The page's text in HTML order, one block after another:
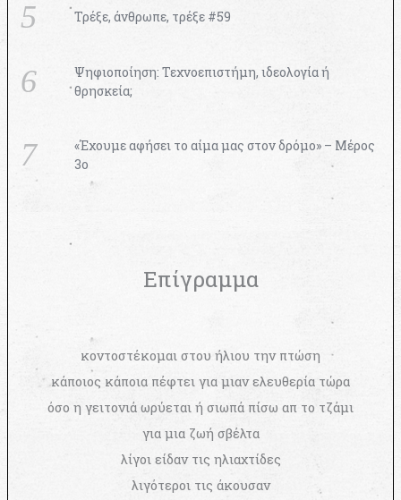
Τρέξε, άνθρωπε, τρέξε #59
Ψηφιοποίηση: Τεχνοεπιστήμη, ιδεολογία ή
θρησκεία;
«Έχουμε αφήσει το αίμα μας στον δρόμο» – Μέρος
3ο
Επίγραμμα
κοντοστέκομαι στου ήλιου την πτώση
κάποιος κάποια πέφτει για μιαν ελευθερία τώρα
όσο η γειτονιά ωρύεται ή σιωπά πίσω απ το τζάμι
για μια ζωή σβέλτα
λίγοι είδαν τις ηλιαχτίδες
λιγότεροι τις άκουσαν